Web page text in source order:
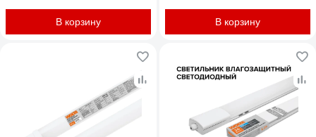
В корзину
светодиодный светильник
DLUS-9W-4KВ корзину